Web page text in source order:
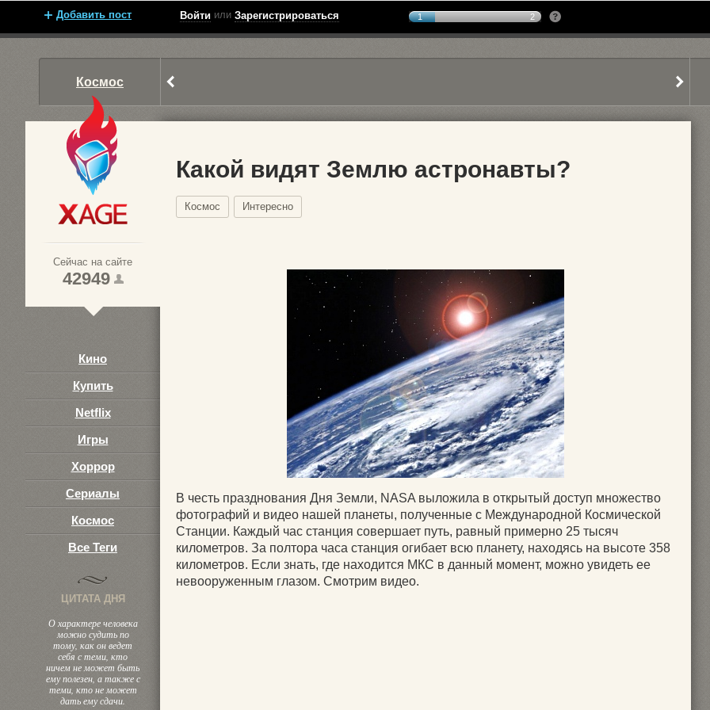
Добавить пост Войти или Зарегистрироваться 1 2
Космос
Сейчас на сайте
42949
Кино
Купить
Netflix
Игры
Хоррор
Сериалы
Космос
Все Теги
ЦИТАТА ДНЯ
О характере человека
можно судить по
тому, как он ведет
себя с теми, кто
ничем не может быть
ему полезен, а также с
теми, кто не может
дать ему сдачи.
Какой видят Землю астронавты?
Космос Интересно
В честь празднования Дня Земли, NASA выложила в открытый доступ множество
фотографий и видео нашей планеты, полученные с Международной Космической
Станции. Каждый час станция совершает путь, равный примерно 25 тысяч
километров. За полтора часа станция огибает всю планету, находясь на высоте 358
километров. Если знать, где находится МКС в данный момент, можно увидеть ее
невооруженным глазом. Смотрим видео.